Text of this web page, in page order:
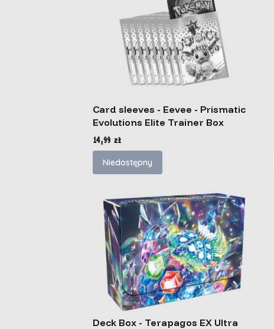
Card sleeves - Eevee - Prismatic
Evolutions Elite Trainer Box
Cena
14,99 zł
Niedostępny
Deck Box - Terapagos EX Ultra